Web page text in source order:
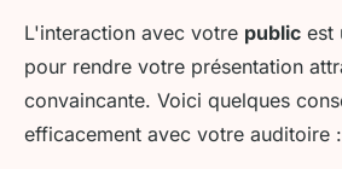
L'interaction avec votre public est
pour rendre votre présentation
convaincante. Voici quelques
efficacement avec votre auditoire :